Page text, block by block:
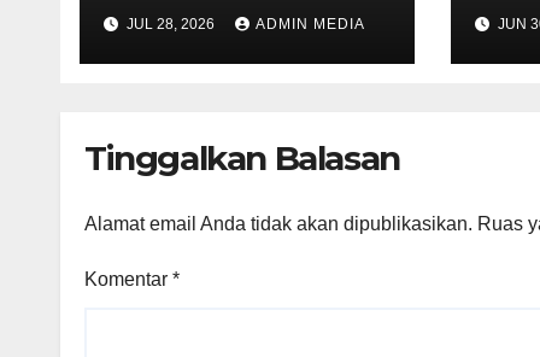
Pemberantasan
Narkoba, Residivis
Marbau Kembali
JUL 28, 2026 ADMIN MEDIA JUN
Tinggalkan Balasan
Alamat email Anda tidak akan dipublikasikan. Ruas
Komentar *